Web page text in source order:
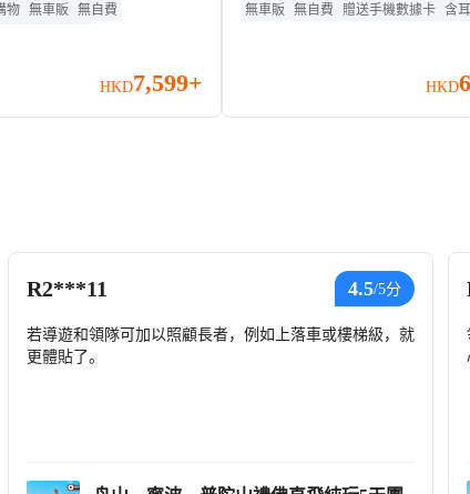
雪竇寺彌勒大佛、神
物 無車販
無自費
HKD7,599+
大佛、蔣氏故居、西湖風景
無車販 無自費 贈送手機數據卡 含
HKD
R2***11 4.5/5分
若導遊和領隊可加以照顧長者，例如上落車或樓梯級，就
更體貼了。